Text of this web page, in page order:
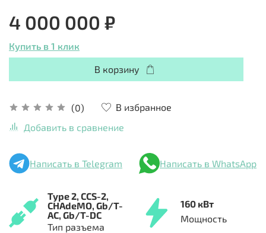
(0)
В избранное
Добавить в сравнение
4 000 000 ₽
Купить в 1 клик
В корзину
Type 2, CCS-2,
CHAdeMO, Gb/T-
AC, Gb/T-DC
Тип разъема
160 кВт
Мощность
Написать в Telegram Написать в WhatsApp